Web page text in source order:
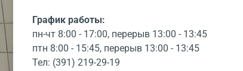
График работы:
пн-чт 8:00 - 17:00, перерыв 13:00 - 13:45
птн 8:00 - 15:45, перерыв 13:00 - 13:45
Тел: (391) 219-29-19